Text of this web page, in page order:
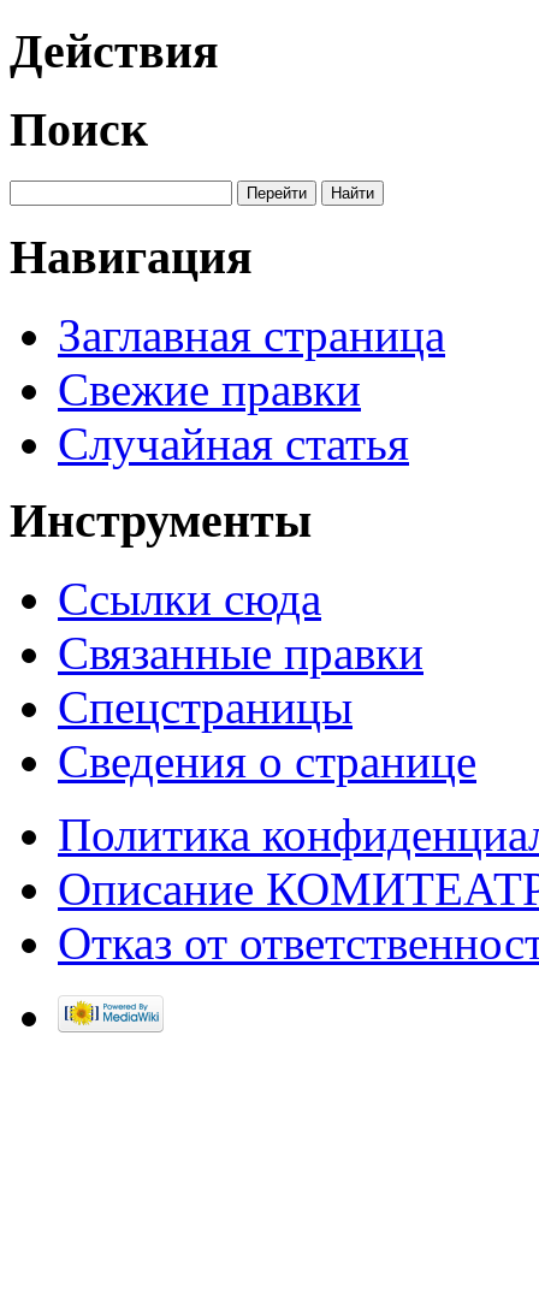
Действия
Поиск
Навигация
Заглавная страница
Свежие правки
Случайная статья
Инструменты
Ссылки сюда
Связанные правки
Спецстраницы
Сведения о странице
Политика
Описание
Отказ от